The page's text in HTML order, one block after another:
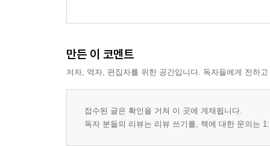
만든 이 코멘트
저자, 역자, 편집자를 위한 공간입니다. 독자들에게 전하
접수된 글은 확인을 거쳐 이 곳에 게재됩니다.
독자 분들의 리뷰는 리뷰 쓰기를, 책에 대한 문의는